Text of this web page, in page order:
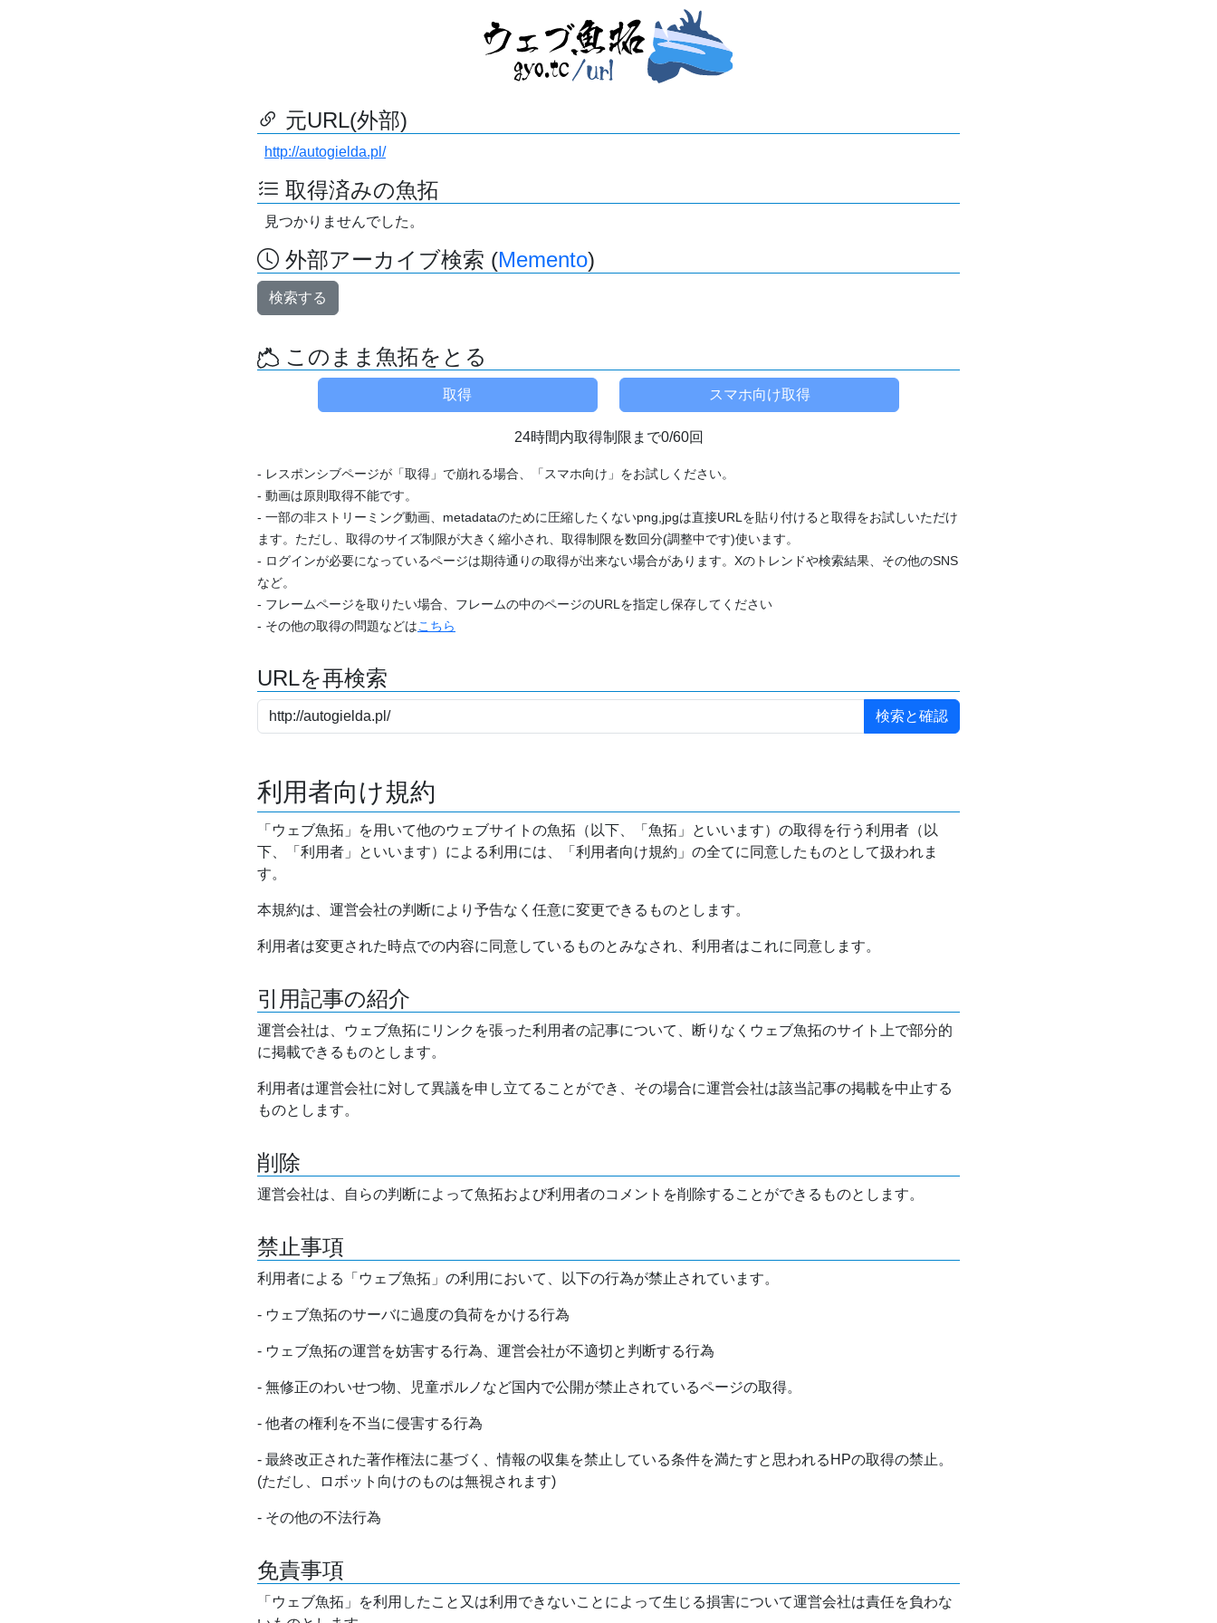
元URL(外部)
http://autogielda.pl/
取得済みの魚拓
見つかりませんでした。
外部アーカイブ検索 (Memento)
検索する
このまま魚拓をとる
24時間内取得制限まで0/60回
- レスポンシブページが「取得」で崩れる場合、「スマホ向け」をお試しください。
- 動画は原則取得不能です。
- 一部の非ストリーミング動画、metadataのために圧縮したくないpng,jpgは直接URLを貼り付けると取得をお試しいただけ
ます。ただし、取得のサイズ制限が大きく縮小され、取得制限を数回分(調整中です)使います。
- ログインが必要になっているページは期待通りの取得が出来ない場合があります。Xのトレンドや検索結果、その他のSNS
など。
- フレームページを取りたい場合、フレームの中のページのURLを指定し保存してください
- その他の取得の問題などはこちら
URLを再検索
利用者向け規約
「ウェブ魚拓」を用いて他のウェブサイトの魚拓（以下、「魚拓」といいます）の取得を行う利用者（以
下、「利用者」といいます）による利用には、「利用者向け規約」の全てに同意したものとして扱われま
す。
本規約は、運営会社の判断により予告なく任意に変更できるものとします。
利用者は変更された時点での内容に同意しているものとみなされ、利用者はこれに同意します。
引用記事の紹介
運営会社は、ウェブ魚拓にリンクを張った利用者の記事について、断りなくウェブ魚拓のサイト上で部分的
に掲載できるものとします。
利用者は運営会社に対して異議を申し立てることができ、その場合に運営会社は該当記事の掲載を中止する
ものとします。
削除
運営会社は、自らの判断によって魚拓および利用者のコメントを削除することができるものとします。
禁止事項
利用者による「ウェブ魚拓」の利用において、以下の行為が禁止されています。
- ウェブ魚拓のサーバに過度の負荷をかける行為
- ウェブ魚拓の運営を妨害する行為、運営会社が不適切と判断する行為
- 無修正のわいせつ物、児童ポルノなど国内で公開が禁止されているページの取得。
- 他者の権利を不当に侵害する行為
- 最終改正された著作権法に基づく、情報の収集を禁止している条件を満たすと思われるHPの取得の禁止。
(ただし、ロボット向けのものは無視されます)
- その他の不法行為
免責事項
「ウェブ魚拓」を利用したこと又は利用できないことによって生じる損害について運営会社は責任を負わな